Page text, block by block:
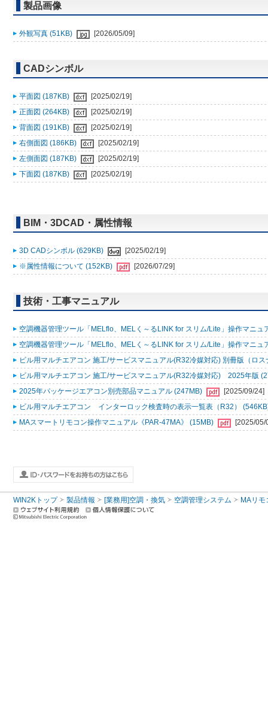
製品画像
外観写真 (51KB) [2026/05/09]
CADシンボル
平面図 (187KB)
[2025/02/19]
正面図 (264KB)
[2025/02/19]
背面図 (191KB)
[2025/02/19]
右側面図 (186KB)
[2025/02/19]
左側面図 (187KB)
[2025/02/19]
下面図 (187KB)
[2025/02/19]
BIM・3DCAD・属性情報
3D CADシンボル (629KB)
[2025/02/19]
※属性情報について (152KB)
[2026/07/29]
技術・工事マニュアル
空調機器管理ツール「MELflo、MELく～るLINK for スリム/Lite」操作マニュ
空調機器管理ツール「MELflo、MELく～るLINK for スリム/Lite」操作マニュ
ビル用マルチエアコン 施工/サービスマニュアル(R32冷媒対応) 別冊版（ロ
ビル用マルチエアコン 施工/サービスマニュアル(R32冷媒対応) 2025年版
2025年パッケージエアコン別売部品マニュアル (247MB)
[2025/09/24]
ビル用マルチエアコン インターロック検査時の表示一覧表（R32）
MAスマートリモコン操作マニュアル《PAR-47MA》 (15MB)
[2025/05/
WIN2Kトップ 製品情報 [業務用]空調・換気 空調管理システム MAリモ